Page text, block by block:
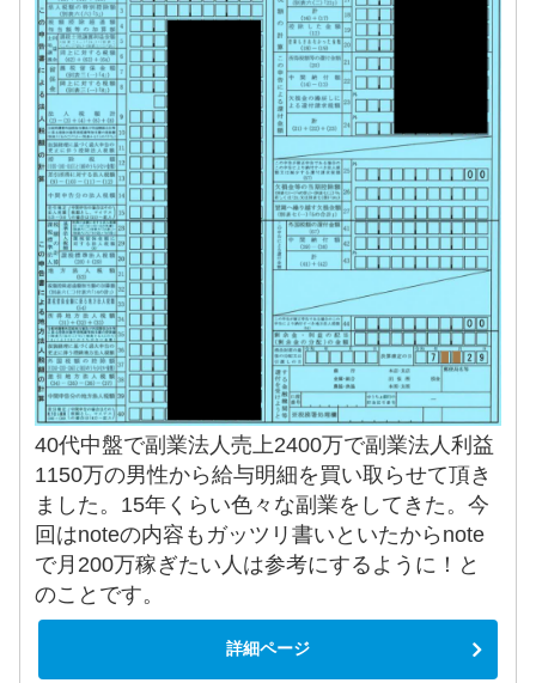
40代中盤で副業法人売上2400万で副業法人利益
1150万の男性から給与明細を買い取らせて頂き
ました。15年くらい色々な副業をしてきた。今
回はnoteの内容もガッツリ書いといたからnote
で月200万稼ぎたい人は参考にするように！と
のことです。
詳細ページ